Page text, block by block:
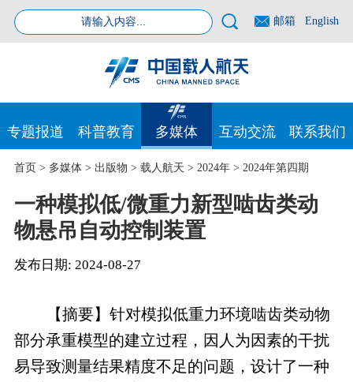
邮箱 English
专题报道 科普教育 多媒体 互动交流 联系我们
首页> 多媒体> 出版物 > 载人航天 > 2024年> 2024年第四期
一种模拟低/微重力新型啮齿类动
物悬吊自动控制装置
发布日期: 2024-08-27
【摘要】针对模拟低重力环境啮齿类动物
部分承重模型的建立过程，因人为因素的干扰
易导致测量结果精度不足的问题，设计了一种